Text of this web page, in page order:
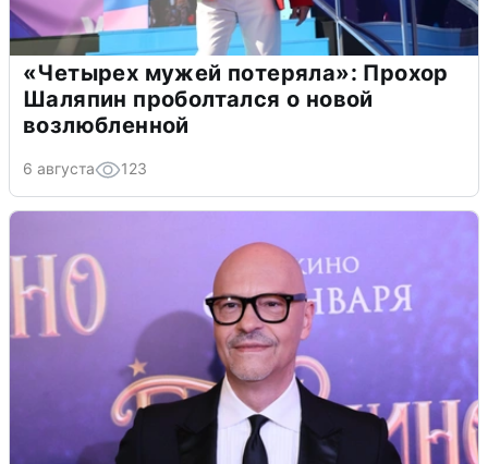
«Четырех мужей потеряла»: Прохор
Шаляпин проболтался о новой
возлюбленной
6 августа 123